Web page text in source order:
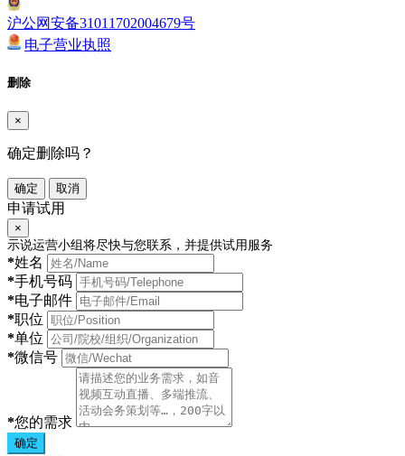
沪公网安备31011702004679号
电子营业执照
删除
×
确定删除吗？
确定 取消
申请试用
×
示说运营小组将尽快与您联系，并提供试用服务
*姓名
*手机号码
*电子邮件
*职位
*单位
*微信号
*您的需求
确定